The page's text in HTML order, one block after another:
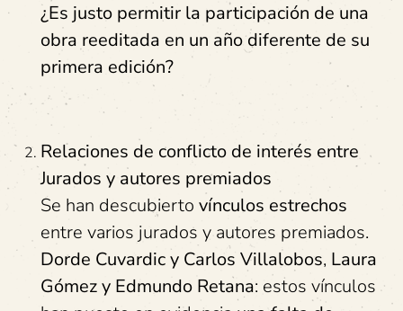
¿Es justo permitir la participación de una
obra reeditada en un año diferente de su
primera edición?
Relaciones de conflicto de interés entre
Jurados y autores premiados
Se han descubierto vínculos estrechos
entre varios jurados y autores premiados.
Dorde Cuvardic y Carlos Villalobos, Laura
Gómez y Edmundo Retana: estos vínculos